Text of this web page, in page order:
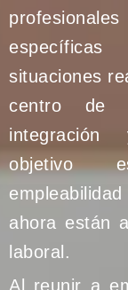
situaciones
centro de
objetivo
ahora están
laboral.
Al reunir a